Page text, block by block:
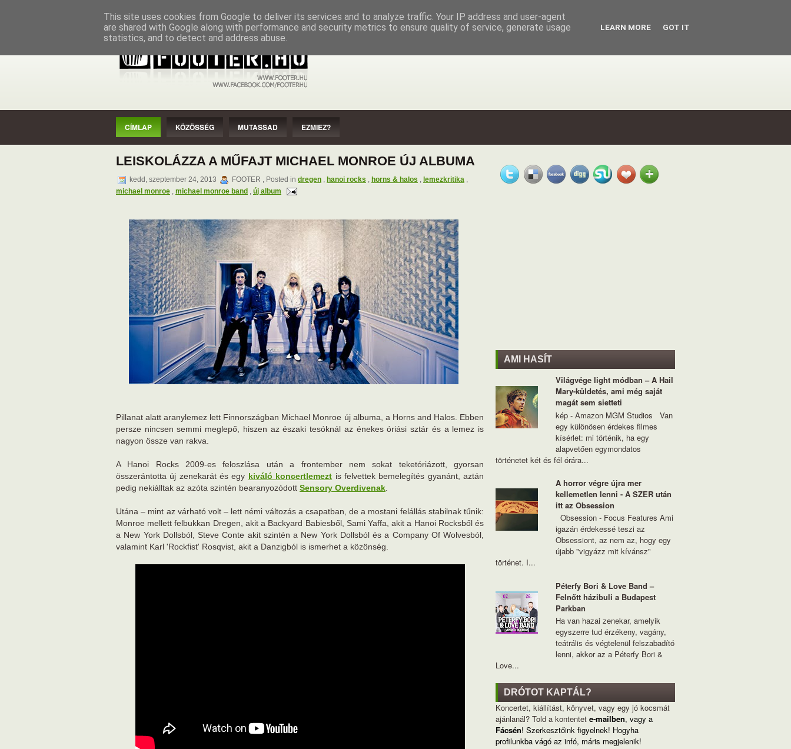
CÍMLAP KÖZÖSSÉG MUTASSAD EZMIEZ? IMPRESSZUM SZERZŐI JOGOK
CÍMLAP KÖZÖSSÉG MUTASSAD EZMIEZ?
LEISKOLÁZZA A MŰFAJT MICHAEL MONROE ÚJ ALBUMA
kedd, szeptember 24, 2013 FOOTER , Posted in dregen , hanoi rocks , horns & halos , lemezkritika ,
michael monroe , michael monroe band , új album
Pillanat alatt aranylemez lett Finnországban Michael Monroe új albuma, a Horns and Halos. Ebben
persze nincsen semmi meglepő, hiszen az északi tesóknál az énekes óriási sztár és a lemez is
nagyon össze van rakva.
A Hanoi Rocks 2009-es feloszlása után a frontember nem sokat teketóriázott, gyorsan
összerántotta új zenekarát és egy kiváló koncertlemezt is felvettek bemelegítés gyanánt, aztán
pedig nekiálltak az azóta szintén bearanyozódott Sensory Overdivenak
Utána – mint az várható volt – lett némi változás a csapatban, de a mostani felállás stabilnak tűnik:
Monroe mellett felbukkan Dregen, akit a Backyard Babiesből, Sami Yaffa, akit a Hanoi Rocksből és
a New York Dollsból, Steve Conte akit szintén a New York Dollsból és a Company Of Wolvesból,
valamint Karl 'Rockfist' Rosqvist, akit a Danzigból is ismerhet a közönség.
AMI HASÍT
Világvége light módban – A Hail
Mary-küldetés, ami még saját
magát sem sietteti
kép - Amazon MGM Studios Van
egy különösen érdekes filmes
kísérlet: mi történik, ha egy
alapvetően egymondatos
történetet két és fél órára...
A horror végre újra mer
kellemetlen lenni - A SZER után
itt az Obsession
Obsession - Focus Features Ami
igazán érdekessé teszi az
Obsessiont, az nem az, hogy egy
újabb "vigyázz mit kívánsz"
történet. I...
Péterfy Bori & Love Band –
Felnőtt házibuli a Budapest
Parkban
Ha van hazai zenekar, amelyik
egyszerre tud érzékeny, vagány,
teátrális és végtelenül felszabadító
lenni, akkor az a Péterfy Bori &
Love...
DRÓTOT KAPTÁL?
Koncertet, kiállítást, könyvet, vagy egy jó kocsmát
ajánlanál? Told a kontentet e-mailben, vagy a
Fácsén! Szerkesztőink figyelnek! Hogyha
profilunkba vágó az infó, máris megjelenik!
This site uses cookies from Google to deliver its services and to analyze traffic. Your IP address and user-agent
are shared with Google along with performance and security metrics to ensure quality of service, generate usage
statistics, and to detect and address abuse.
LEARN MORE GOT IT